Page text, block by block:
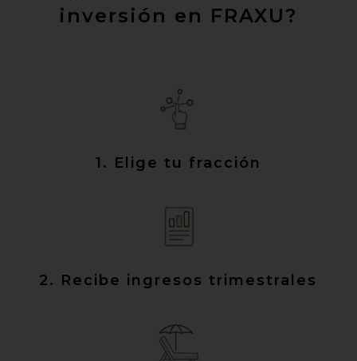
inversión en FRAXU?
1. Elige tu fracción
2. Recibe ingresos trimestrales